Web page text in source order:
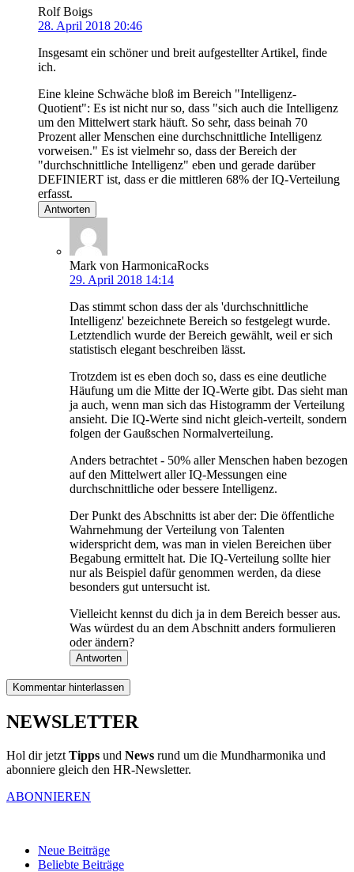
Rolf Boigs
28. April 2018 20:46
Insgesamt ein schöner und breit aufgestellter Artikel, finde
ich.
Eine kleine Schwäche bloß im Bereich "Intelligenz-
Quotient": Es ist nicht nur so, dass "sich auch die Intelligenz
um den Mittelwert stark häuft. So sehr, dass beinah 70
Prozent aller Menschen eine durchschnittliche Intelligenz
vorweisen." Es ist vielmehr so, dass der Bereich der
"durchschnittliche Intelligenz" eben und gerade darüber
DEFINIERT ist, dass er die mittleren 68% der IQ-Verteilung
erfasst.
Antworten
Mark von HarmonicaRocks
29. April 2018 14:14
Das stimmt schon dass der als 'durchschnittliche
Intelligenz' bezeichnete Bereich so festgelegt wurde.
Letztendlich wurde der Bereich gewählt, weil er sich
statistisch elegant beschreiben lässt.
Trotzdem ist es eben doch so, dass es eine deutliche
Häufung um die Mitte der IQ-Werte gibt. Das sieht man
ja auch, wenn man sich das Histogramm der Verteilung
ansieht. Die IQ-Werte sind nicht gleich-verteilt, sondern
folgen der Gaußschen Normalverteilung.
Anders betrachtet - 50% aller Menschen haben bezogen
auf den Mittelwert aller IQ-Messungen eine
durchschnittliche oder bessere Intelligenz.
Der Punkt des Abschnitts ist aber der: Die öffentliche
Wahrnehmung der Verteilung von Talenten
widerspricht dem, was man in vielen Bereichen über
Begabung ermittelt hat. Die IQ-Verteilung sollte hier
nur als Beispiel dafür genommen werden, da diese
besonders gut untersucht ist.
Vielleicht kennst du dich ja in dem Bereich besser aus.
Was würdest du an dem Abschnitt anders formulieren
oder ändern?
Antworten
Kommentar hinterlassen
NEWSLETTER
Hol dir jetzt Tipps und News rund um die Mundharmonika und
abonniere gleich den HR-Newsletter.
ABONNIEREN
Neue Beiträge
Beliebte Beiträge